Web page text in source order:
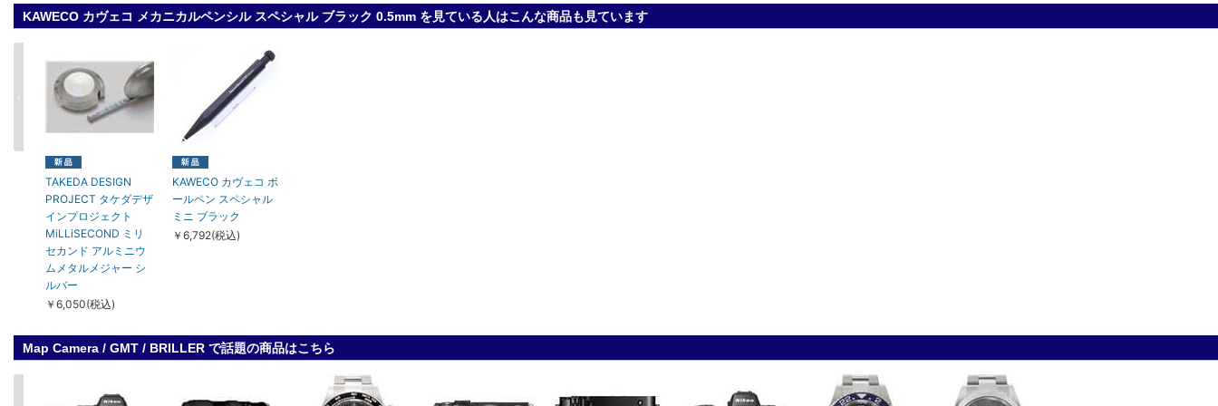
KAWECO カヴェコ メカニカルペンシル スペシャル ブラック 0.5mm を見ている人はこんな商品も見ています
TAKEDA DESIGN
PROJECT タケダデザ
インプロジェクト
MiLLiSECOND ミリ
セカンド アルミニウ
ムメタルメジャー シ
ルバー
￥6,050(税込)
KAWECO カヴェコ ボ
ールペン スペシャル
ミニ ブラック
￥6,792(税込)
Map Camera / GMT / BRILLER で話題の商品はこちら